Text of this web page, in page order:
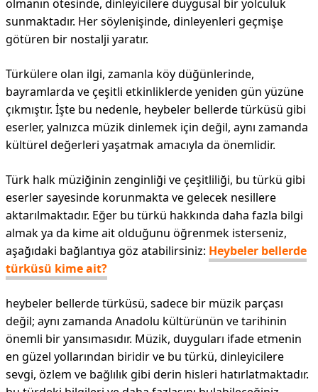
olmanın ötesinde, dinleyicilere duygusal bir yolculuk
sunmaktadır. Her söylenişinde, dinleyenleri geçmişe
götüren bir nostalji yaratır.
Türkülere olan ilgi, zamanla köy düğünlerinde,
bayramlarda ve çeşitli etkinliklerde yeniden gün yüzüne
çıkmıştır. İşte bu nedenle, heybeler bellerde türküsü gibi
eserler, yalnızca müzik dinlemek için değil, aynı zamanda
kültürel değerleri yaşatmak amacıyla da önemlidir.
Türk halk müziğinin zenginliği ve çeşitliliği, bu türkü gibi
eserler sayesinde korunmakta ve gelecek nesillere
aktarılmaktadır. Eğer bu türkü hakkında daha fazla bilgi
almak ya da kime ait olduğunu öğrenmek isterseniz,
aşağıdaki bağlantıya göz atabilirsiniz: Heybeler bellerde
türküsü kime ait?
heybeler bellerde türküsü, sadece bir müzik parçası
değil; aynı zamanda Anadolu kültürünün ve tarihinin
önemli bir yansımasıdır. Müzik, duyguları ifade etmenin
en güzel yollarından biridir ve bu türkü, dinleyicilere
sevgi, özlem ve bağlılık gibi derin hisleri hatırlatmaktadır.